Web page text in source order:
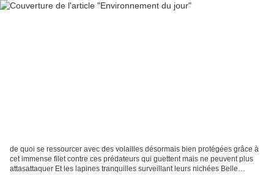
de quoi se ressourcer avec des volailles désormais bien protégées grâce à
cet immense filet contre ces prédateurs qui guettent mais ne peuvent plus
attasattaquer Et les lapines tranquilles surveillant leurs nichées Belle